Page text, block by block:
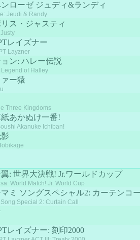
ローゼ ジュディ&ランディ
Jeudi & Randy
ス・ジャスティ
レイズナー
Layzner
ン: ハレー伝説
of Halley
ー猿
Three Kingdoms
あかぬけ一番!
Akanuke Ichiban!
: 世界大決戦! Jr.ワールドカップ
World Match! Jr. World Cup
ミ ソングスペシャル2: カーテンコ
Special 2: Curtain Call
レイズナー: 刻印2000